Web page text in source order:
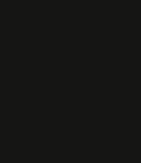
dont mes
pas les
en question,
vous